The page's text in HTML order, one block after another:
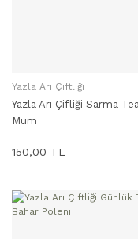
SEPETE EKLE
Yazla Arı Çiftliği
Yazla Arı Çifliği Sarma
Mum
150,00 TL